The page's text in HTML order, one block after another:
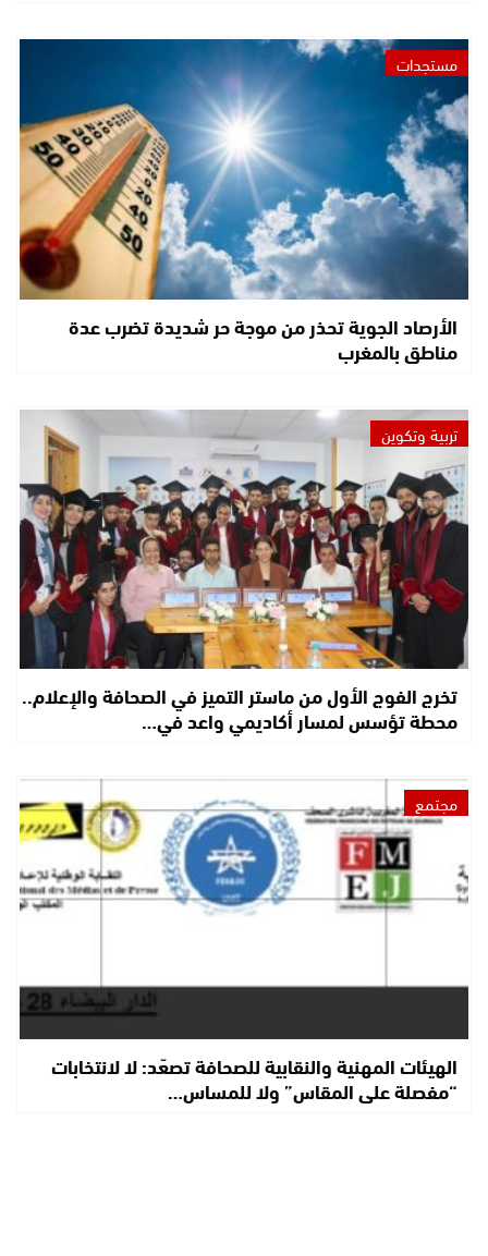
مستجدات
الأرصاد الجوية تحذر من موجة حر شديدة تضرب عدة
مناطق بالمغرب
تربية وتكوين
تخرج الفوج الأول من ماستر التميز في الصحافة والإعلام..
محطة تؤسس لمسار أكاديمي واعد في…
مجتمع
الهيئات المهنية والنقابية للصحافة تصعّد: لا لانتخابات
“مفصلة على المقاس” ولا للمساس…